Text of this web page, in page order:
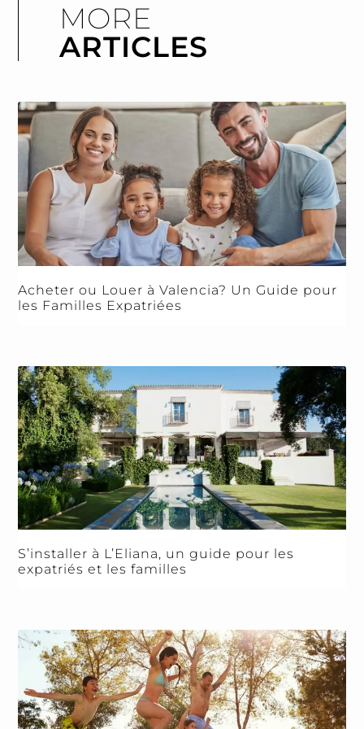
MORE
ARTICLES
Acheter ou Louer à Valencia? Un Guide pour
les Familles Expatriées
S’installer à L’Eliana, un guide pour les
expatriés et les familles